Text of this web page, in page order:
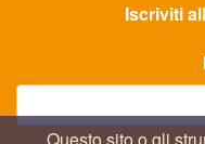
Iscriviti